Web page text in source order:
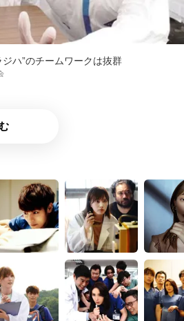
ハ”のチームワークは抜群